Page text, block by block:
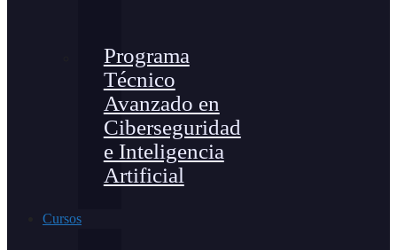
Programa
Técnico
Avanzado en
Ciberseguridad
e Inteligencia
Artificial
Cursos